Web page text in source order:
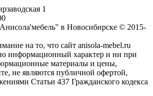
1
в Новосибирске © 2015-
на то, что сайт anisola-mebel.ru
информационный характер и ни при
материалы и цены,
не являются публичной офертой,
Статьи 437 Гражданского кодекса